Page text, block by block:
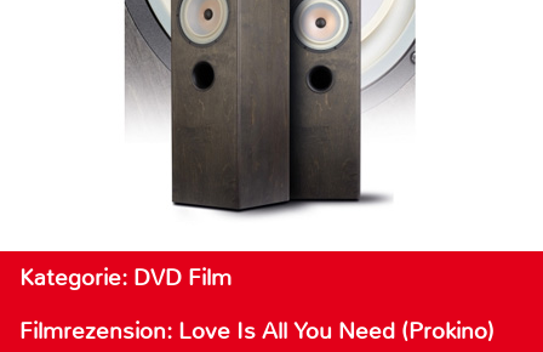
Kategorie: DVD Film
Filmrezension: Love Is All You Need (Prokino)